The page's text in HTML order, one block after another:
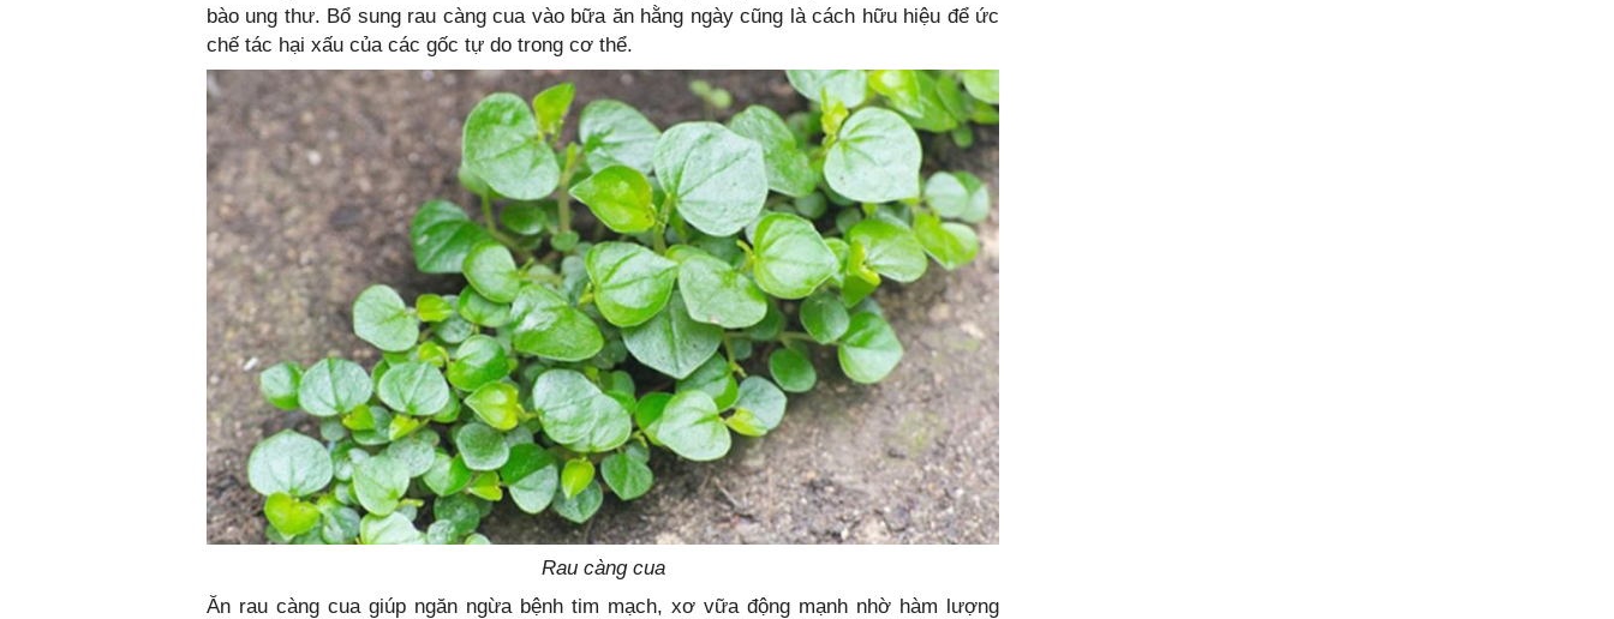
bào ung thư. Bổ sung rau càng cua vào bữa ăn hằng ngày cũng là cách hữu hiệu để ức
chế tác hại xấu của các gốc tự do trong cơ thể.
Rau càng cua
Ăn rau càng cua giúp ngăn ngừa bệnh tim mạch, xơ vữa động mạnh nhờ hàm lượng